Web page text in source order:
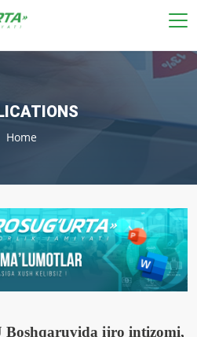
Home
Boshqaruvida ijro intizomi,